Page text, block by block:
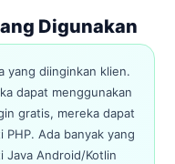
Digunakan
yang diinginkan klien.
dapat menggunakan
gratis, mereka dapat
Ada banyak yang
Java Android/Kotlin